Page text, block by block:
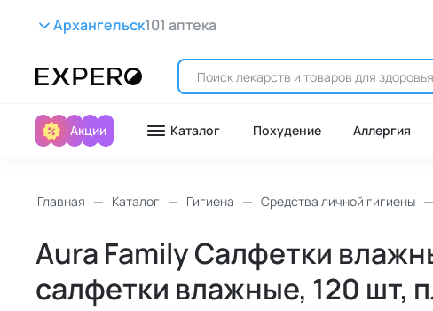
Архангельск101 аптека
Акции Каталог Похудение Аллергия
Главная Каталог Гигиена Средства личной гигиены
Aura Family Салфетки
салфетки влажные, 120 шт,